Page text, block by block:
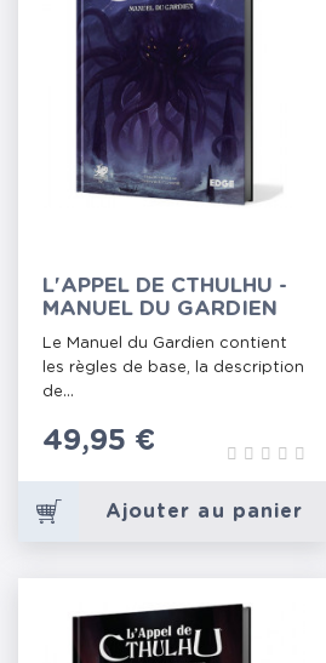
L'APPEL DE CTHULHU -
MANUEL DU GARDIEN
Le Manuel du Gardien contient
les règles de base, la description
de...
Prix
49,95 €
Ajouter au panier